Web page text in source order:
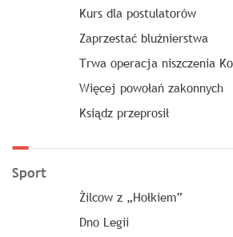
Kurs dla postulatorów
Zaprzestać bluźnierstwa
Trwa operacja niszczenia
Więcej powołań zakonnych
Ksiądz przeprosił
Sport
Żilcow z „Hołkiem”
Dno Legii